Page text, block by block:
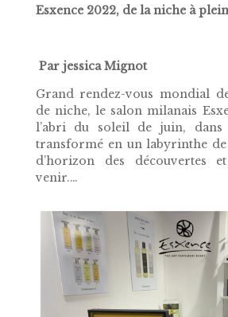
Esxence 2022, de la niche à
Par jessica Mignot
Grand rendez-vous mondial
de niche, le salon milanais
l’abri du soleil de juin,
transformé en un labyrinthe
d’horizon des découvertes
venir.…